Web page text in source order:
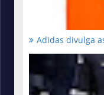
Adidas divulga